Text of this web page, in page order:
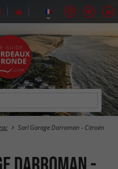
Sarl Garage Darroman - Citroën
Darroman -